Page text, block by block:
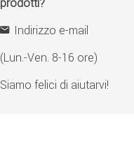
Indirizzo e-mail
(Lun.-Ven. 8-16 ore)
Siamo felici di aiutarvi!